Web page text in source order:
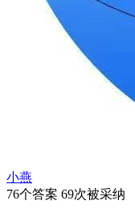
小燕
76个答案 69次被采纳